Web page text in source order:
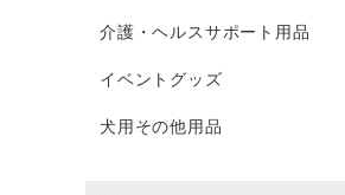
介護・ヘルスサポート用品
イベントグッズ
犬用その他用品